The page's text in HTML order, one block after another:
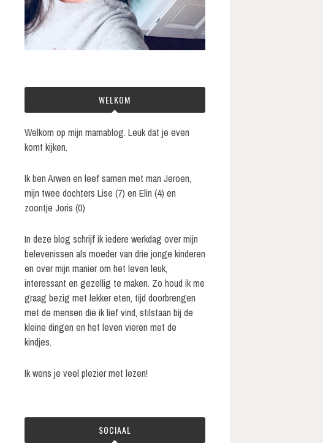
WELKOM
Welkom op mijn mamablog. Leuk dat je even
komt kijken.
Ik ben Arwen en leef samen met man Jeroen,
mijn twee dochters Lise (7) en Elin (4) en
zoontje Joris (0)
In deze blog schrijf ik iedere werkdag over mijn
belevenissen als moeder van drie jonge kinderen
en over mijn manier om het leven leuk,
interessant en gezellig te maken. Zo houd ik me
graag bezig met lekker eten, tijd doorbrengen
met de mensen die ik lief vind, stilstaan bij de
kleine dingen en het leven vieren met de
kindjes.
Ik wens je veel plezier met lezen!
SOCIAAL